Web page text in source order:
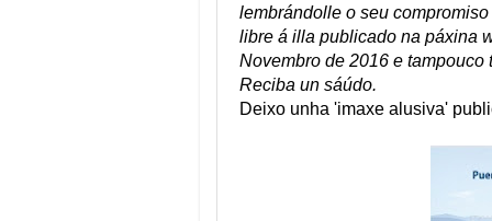
lembrándolle o seu
libre á illa publicado na páxina
Novembro de 2016 e tampouco
Reciba un sáúdo.
Deixo unha 'imaxe alusiva'